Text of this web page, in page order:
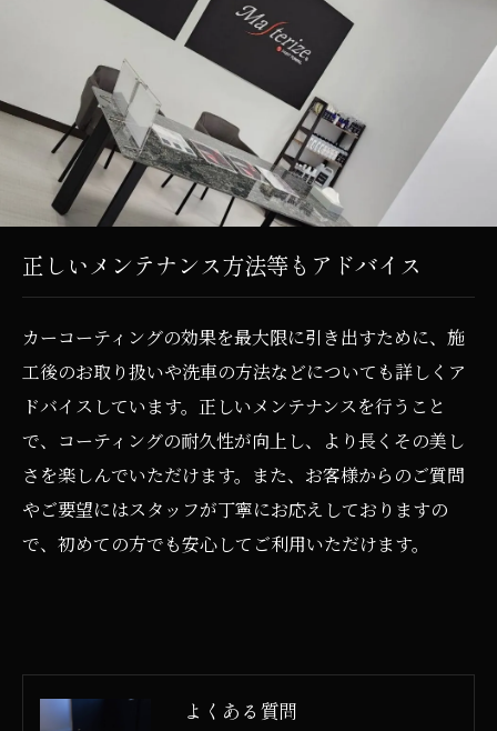
正しいメンテナンス方法等もアドバイス
カーコーティングの効果を最大限に引き出すために、施
工後のお取り扱いや洗車の方法などについても詳しくア
ドバイスしています。正しいメンテナンスを行うこと
で、コーティングの耐久性が向上し、より長くその美し
さを楽しんでいただけます。また、お客様からのご質問
やご要望にはスタッフが丁寧にお応えしておりますの
で、初めての方でも安心してご利用いただけます。
よくある質問